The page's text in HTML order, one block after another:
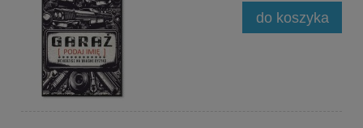
do koszyka